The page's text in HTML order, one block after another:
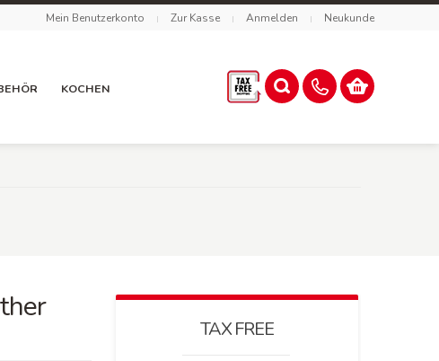
Mein Benutzerkonto Zur Kasse Anmelden Neukunde
KOCHEN
TAX FREE